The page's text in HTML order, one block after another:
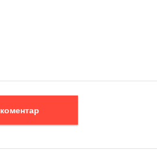
Залишити коментар